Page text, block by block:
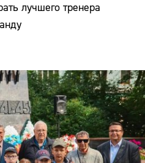
лучшего тренера